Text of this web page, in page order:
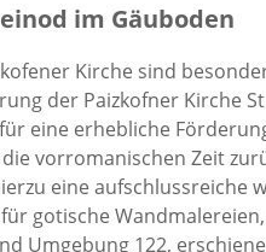
im Gäuboden
Kirche sind
der Paizkofner Kirche
eine erhebliche
vorromanischen Zeit
eine aufschlussreiche
gotische
Umgebung 122,